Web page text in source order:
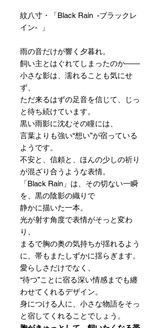
紋八寸・「Black Rain -ブラックレ
イン- 」
雨の音だけが響く夕暮れ。
飼い主とはぐれてしまったのか――
小さな影は、濡れることも気にせ
ず、
ただ来るはずの足音を信じて、じっ
と待ち続けています。
黒い雨影に沈むその瞳には、
言葉よりも強い“想い”が宿っている
ようです。
不安と、信頼と、ほんの少しの祈り
が混ざり合うような表情。
「Black Rain」は、その切ない一瞬
を、黒の陰影の織りで
静かに描いた一本。
光が射す角度で表情がそっと変わ
り、
まるで胸の奥の気持ちが揺れるよう
に、帯もまたしずかに揺らぎます。
愛らしさだけでなく、
“待つ”ことに宿る深い情感までも纏
わせてくれるデザイン。
身につける人に、小さな物語をそっ
と宿してくれることでしょう。